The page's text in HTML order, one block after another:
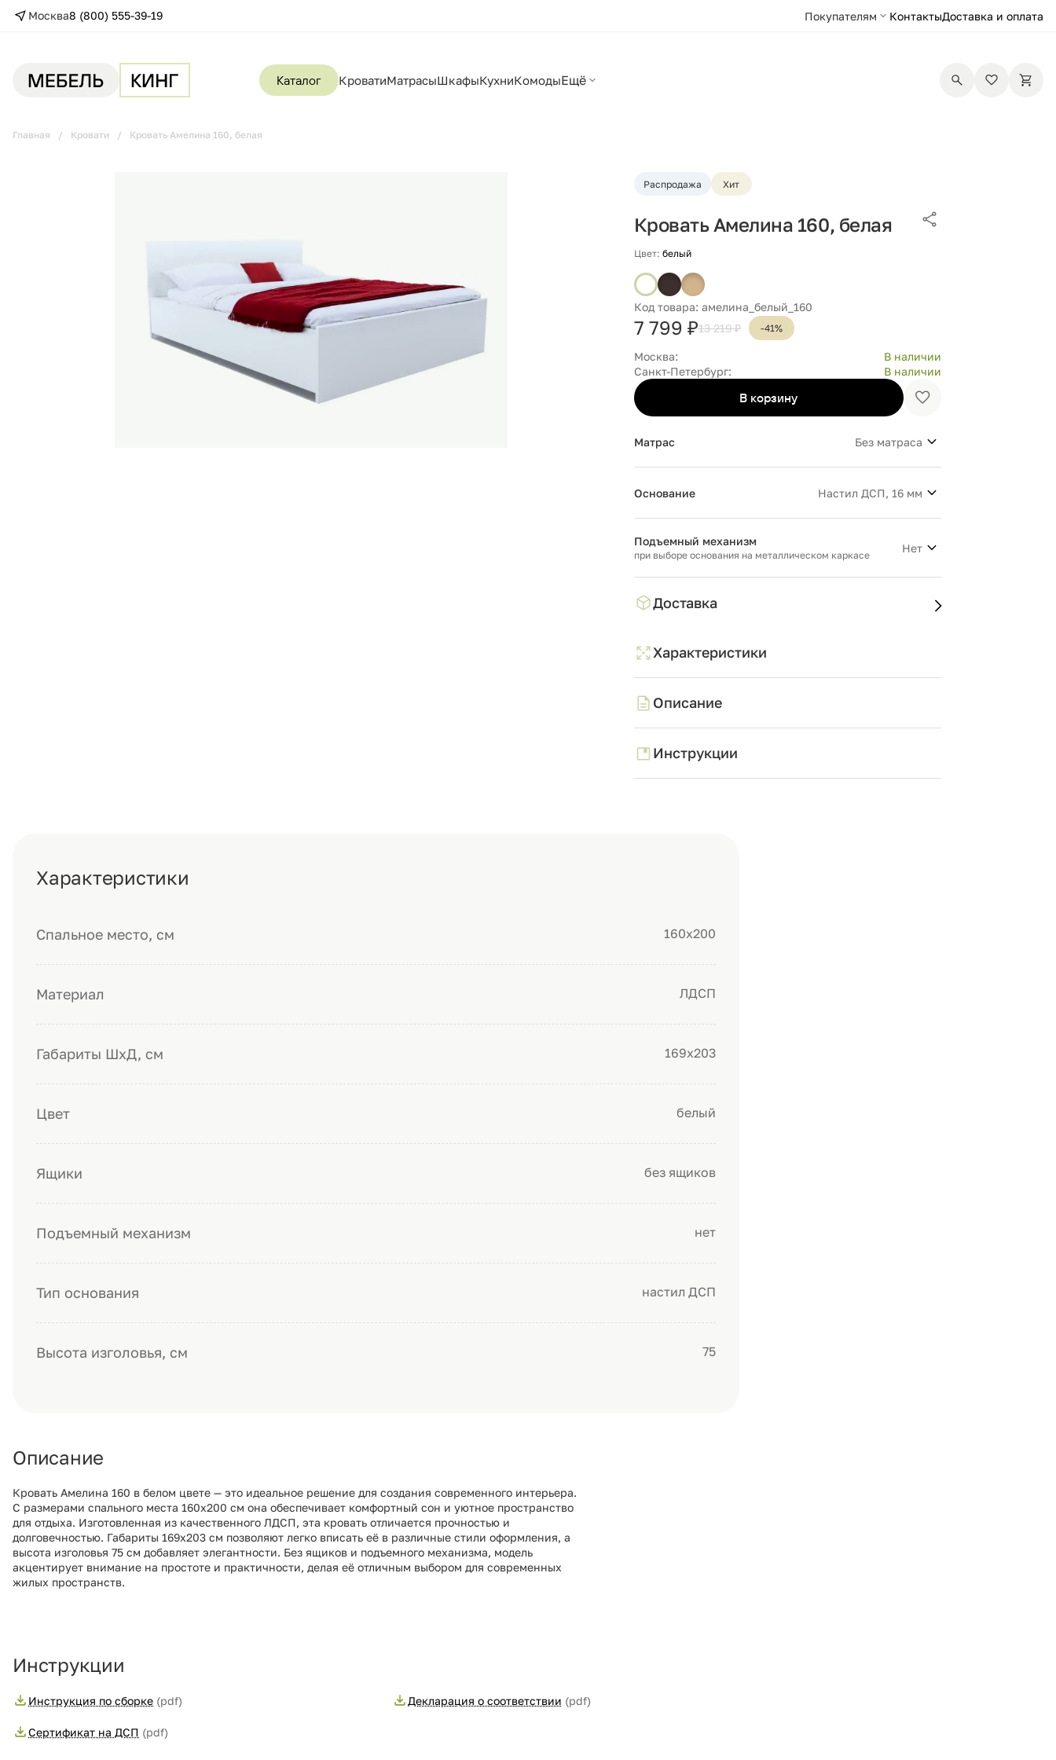
Москва8 (800) 555-39-19 Покупателям КонтактыДоставка и оплата
Каталог КроватиМатрасыШкафыКухниКомодыЕщё
Главная Кровати Кровать Амелина 160, белая
Распродажа Хит
Кровать Амелина 160, белая
Цвет: белый
Код товара: амелина_белый_160
7 799 ₽13 219 ₽ -41%
Москва:
В наличии
Санкт-Петербург:
В наличии
В корзину
Добавить
избранное
Матрас Без матраса
Основание Настил ДСП, 16 мм
Подъемный механизм
при выборе основания на металлическом каркасе
Нет
Доставка
Характеристики
Описание
Инструкции
Характеристики
Спальное место, см 160х200
Материал ЛДСП
Габариты ШхД, см 169х203
Цвет белый
Ящики без ящиков
Подъемный механизм нет
Тип основания настил ДСП
Высота изголовья, см 75
Описание
Кровать Амелина 160 в белом цвете — это идеальное решение для создания современного интерьера.
С размерами спального места 160х200 см она обеспечивает комфортный сон и уютное пространство
для отдыха. Изготовленная из качественного ЛДСП, эта кровать отличается прочностью и
долговечностью. Габариты 169х203 см позволяют легко вписать её в различные стили оформления, а
высота изголовья 75 см добавляет элегантности. Без ящиков и подъемного механизма, модель
акцентирует внимание на простоте и практичности, делая её отличным выбором для современных
жилых пространств.
Инструкции
Инструкция по сборке (pdf) Декларация о соответствии (pdf)
Сертификат на ДСП (pdf)